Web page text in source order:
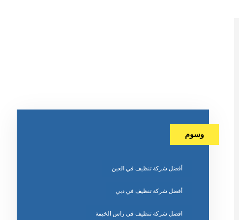
وسوم
أفضل شركة تنظيف في العين
أفضل شركة تنظيف في دبي
افضل شركة تنظيف في راس الخيمة